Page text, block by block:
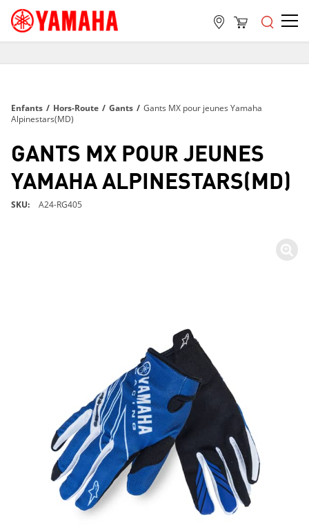
SUR TOUTES LES COMMANDES DE PLUS DE 99 $
SUR TOUTES LES COMMANDES DE PLUS DE 99 $
Enfants / Hors-Route / Gants / Gants MX pour jeunes Yamaha
Alpinestars(MD)
GANTS MX POUR JEUNES
YAMAHA ALPINESTARS(MD)
SKU A24-RG405